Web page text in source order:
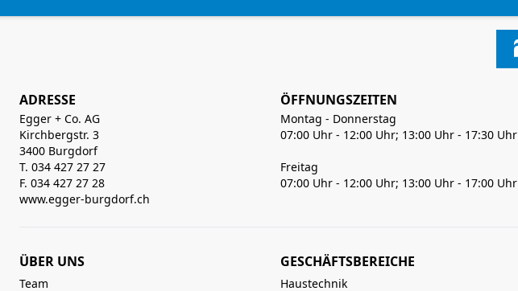
ADRESSE
Egger + Co. AG
Kirchbergstr. 3
3400 Burgdorf
T. 034 427 27 27
F. 034 427 27 28
www.egger-burgdorf.ch
ÖFFNUNGSZEITEN
Montag - Donnerstag
07:00 Uhr - 12:00 Uhr; 13:00 Uhr - 17:30 Uhr
Freitag
07:00 Uhr - 12:00 Uhr; 13:00 Uhr - 17:00 Uhr
ÜBER UNS
Team
GESCHÄFTSBEREICHE
Haustechnik